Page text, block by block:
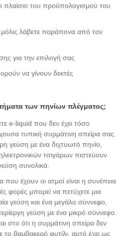
πλαίσιο του προϋπολογισμού του
λάβετε παράπονα από τον
για την επιλογή σας
να γίνουν δεκτές
των πηνίων πλέγματος;
e-liquid που δεν έχει τόσο
τυπική συρμάτινη σπείρα σας.
γεύση με ένα διχτυωτό πηνίο,
τσιγάρων πιστεύουν
συνολικά.
έχουν οι ατμοί είναι η συνέπεια
φορές μπορεί να πετύχετε μια
γεύση και ένα μεγάλο σύννεφο,
γεύση με ένα μικρό σύννεφο.
στο ότι η συρμάτινη σπείρα δεν
βαμβακερό φυτίλι, αυτό έχει ως